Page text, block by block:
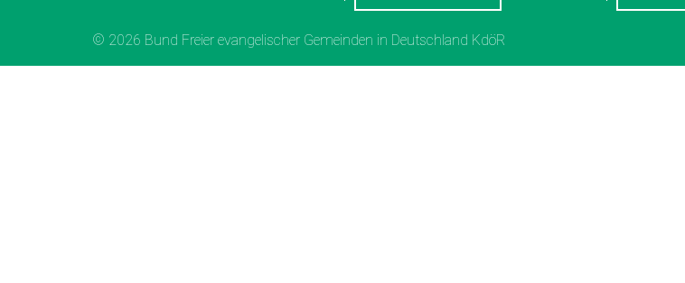
© 2026 Bund Freier evangelischer Gemeinden in Deutschland KdöR